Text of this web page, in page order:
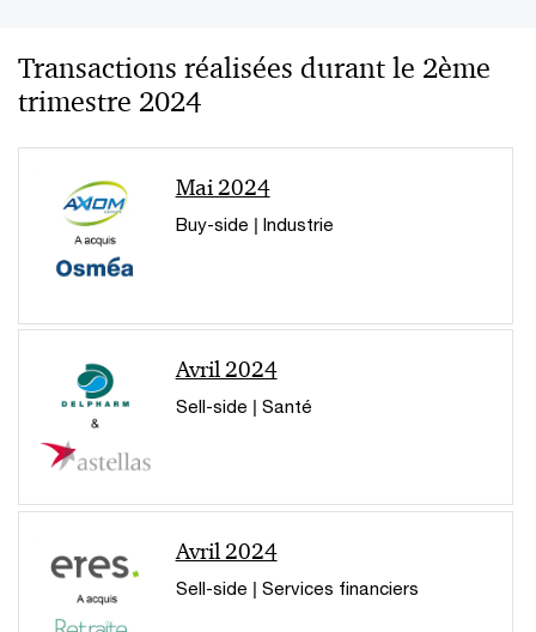
Transactions réalisées durant le 2ème
trimestre 2024
Mai 2024
Buy-side | Industrie
Avril 2024
Sell-side | Santé
Avril 2024
Sell-side | Services financiers